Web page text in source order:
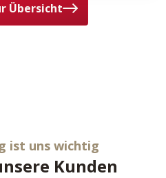
Übersicht
ist uns wichtig
Kunden